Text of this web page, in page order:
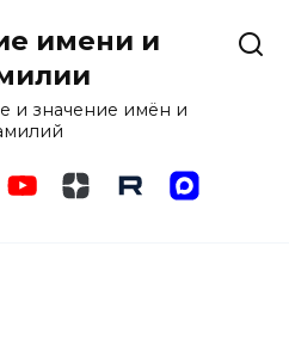
имени и
и значение имён и